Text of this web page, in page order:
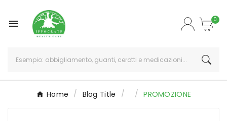
 0
Home Blog Title PROMOZIONE